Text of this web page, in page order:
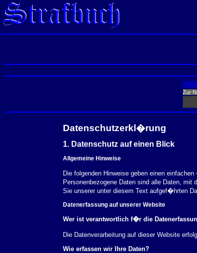
Zur
Datenschutzerkl�rung
1. Datenschutz auf einen Blick
Allgemeine Hinweise
Die folgenden Hinweise geben einen
Personenbezogene Daten sind alle Daten,
Sie unserer unter diesem Text aufgef�hrten
Datenerfassung auf unserer Website
Wer ist verantwortlich f�r die
Die Datenverarbeitung auf dieser Website
Wie erfassen wir Ihre Daten?